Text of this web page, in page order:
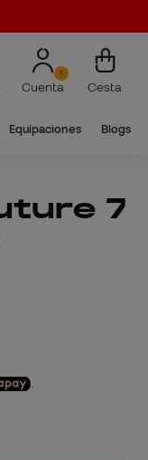
Cuenta Cesta
Equipaciones Blogs